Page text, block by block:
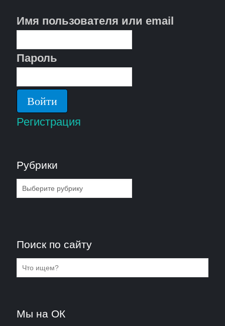
Имя пользователя или email
Пароль
Регистрация
Рубрики
Рубрики
Поиск по сайту
Мы на ОК